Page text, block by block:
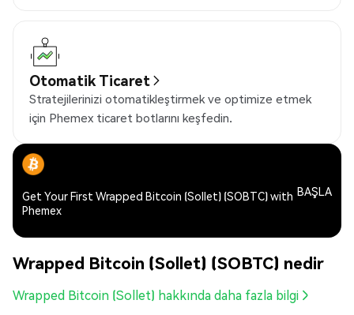
Otomatik Ticaret
Stratejilerinizi otomatikleştirmek ve optimize etmek
için Phemex ticaret botlarını keşfedin.
Get Your First Wrapped Bitcoin (Sollet) (SOBTC) with
Phemex
BAŞLA
Wrapped Bitcoin (Sollet) (SOBTC) nedir
Wrapped Bitcoin (Sollet) hakkında daha fazla bilgi